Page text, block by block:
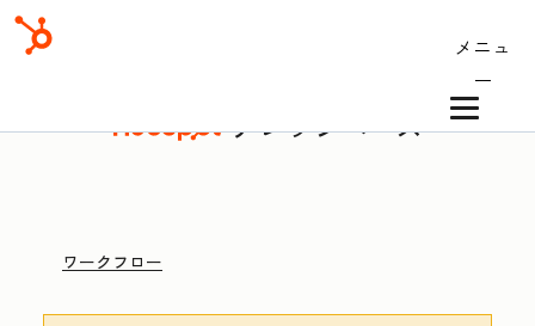
メニュ
ー
ナレッジベース
ワークフロー